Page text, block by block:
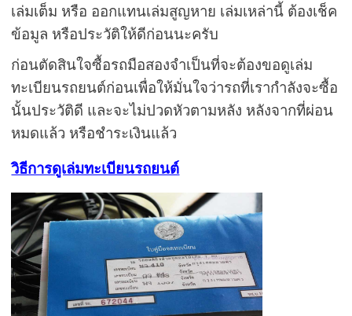
เล่มเต็ม หรือ ออกแทนเล่มสูญหาย เล่มเหล่านี้ ต้องเช็ค
ข้อมูล หรือประวัติให้ดีก่อนนะครับ
ก่อนตัดสินใจซื้อรถมือสองจำเป็นที่จะต้องขอดูเล่ม
ทะเบียนรถยนต์ก่อนเพื่อให้มั่นใจว่ารถที่เรากำลังจะซื้อ
นั้นประวัติดี และจะไม่ปวดหัวตามหลัง หลังจากที่ผ่อน
หมดแล้ว หรือชำระเงินแล้ว
วิธีการดูเล่มทะเบียนรถยนต์